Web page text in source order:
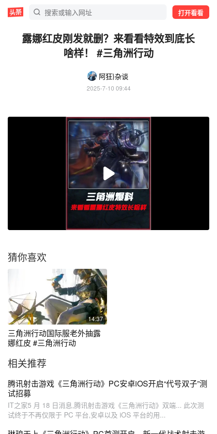
打开看看
露娜红皮刚发就删？来看看特效到底长
啥样！ #三角洲行动
阿狂}杂谈
2025-7-10 09:44
猜你喜欢
14:37
三角洲行动国际服老外抽露
娜红皮 #三角洲行动
相关推荐
腾讯射击游戏《三角洲行动》PC安卓iOS开启“代号双子”测
试招募
IT之家5 月 18 日消息,腾讯射击游戏《三角洲行动》双端... 此次测
试终于不再仅限于 PC 平台,安卓以及 iOS 平台的用...